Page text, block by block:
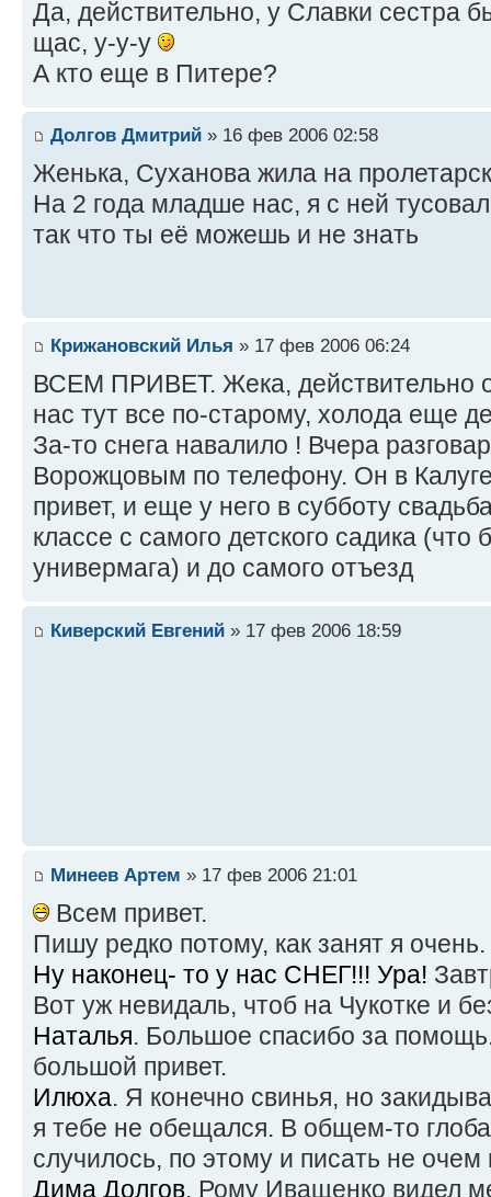
Да, действительно, у Славки сестра
щас, у-у-у
А кто еще в Питере?
Долгов Дмитрий » 16 фев 2006 02:58
Женька, Суханова жила на
На 2 года младше нас, я с ней
так что ты её можешь и не знать
Крижановский Илья » 17 фев 2006 06:24
ВСЕМ ПРИВЕТ. Жека, действительно
нас тут все по-старому, холода еще
За-то снега навалило ! Вчера
Ворожцовым по телефону. Он в
привет, и еще у него в субботу
классе с самого детского садика (что
универмага) и до самого отъезд
Киверский Евгений » 17 фев 2006 18:59
Минеев Артем » 17 фев 2006 21:01
Всем привет.
Пишу редко потому, как занят я очень.
Ну наконец- то у нас СНЕГ!!! Ура!
Вот уж невидаль, чтоб на Чукотке и
Наталья. Большое спасибо за
большой привет.
Илюха. Я конечно свинья, но
я тебе не обещался. В общем-то
случилось, по этому и писать не очем
Дима Долгов. Рому Иващенко видел